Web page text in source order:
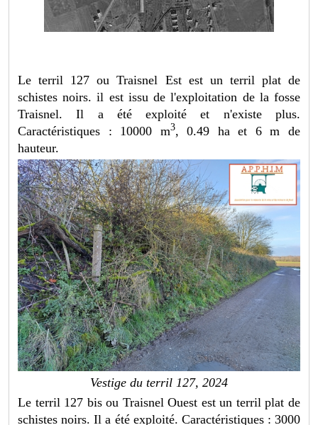
Le terril 127 ou Traisnel Est est un terril plat de
schistes noirs. il est issu de l'exploitation de la fosse
Traisnel. Il a été exploité et n'existe plus.
Caractéristiques : 10000 m3, 0.49 ha et 6 m de
hauteur.
Vestige du terril 127, 2024
Le terril 127 bis ou Traisnel Ouest est un terril plat de
schistes noirs. Il a été exploité. Caractéristiques : 3000